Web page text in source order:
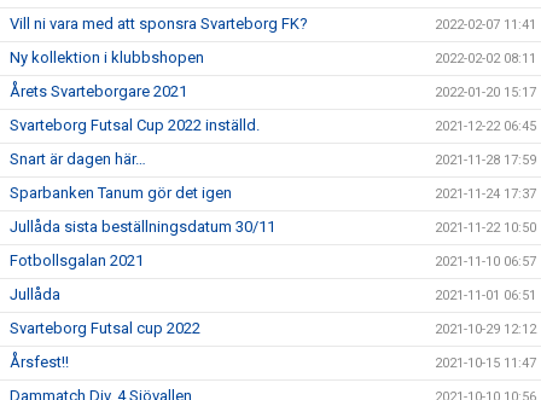
Vill ni vara med att sponsra Svarteborg FK? 2022-02-07 11:41
Ny kollektion i klubbshopen 2022-02-02 08:11
Årets Svarteborgare 2021 2022-01-20 15:17
Svarteborg Futsal Cup 2022 inställd. 2021-12-22 06:45
Snart är dagen här… 2021-11-28 17:59
Sparbanken Tanum gör det igen 2021-11-24 17:37
Jullåda sista beställningsdatum 30/11 2021-11-22 10:50
Fotbollsgalan 2021 2021-11-10 06:57
Jullåda 2021-11-01 06:51
Svarteborg Futsal cup 2022 2021-10-29 12:12
Årsfest!! 2021-10-15 11:47
Dammatch Div. 4 Sjövallen